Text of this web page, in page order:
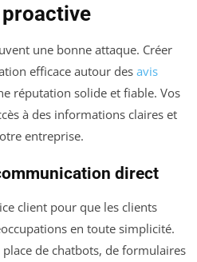
une bonne attaque. Créer
efficace autour des avis
réputation solide et fiable. Vos
à des informations claires et
entreprise.
direct
client pour que les clients
en toute simplicité.
de chatbots, de formulaires